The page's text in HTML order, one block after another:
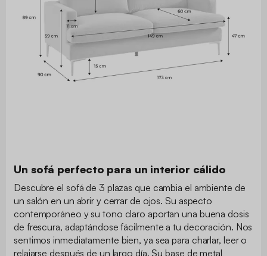
Un sofá perfecto para un interior cálido
Descubre el sofá de 3 plazas que cambia el ambiente de
un salón en un abrir y cerrar de ojos. Su aspecto
contemporáneo y su tono claro aportan una buena dosis
de frescura, adaptándose fácilmente a tu decoración. Nos
sentimos inmediatamente bien, ya sea para charlar, leer o
relajarse después de un largo día. Su base de metal